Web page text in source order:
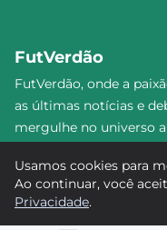
FutVerdão
FutVerdão, onde a
as últimas notícias e
mergulhe no universo
comunidade. Junte-se
#Palmeiras #FutVerdão
Usamos cookies para
Ao continuar, você
Privacidade.